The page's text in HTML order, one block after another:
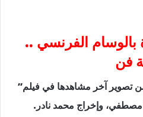
الفرنسي ..
فن
تصوير آخر مشاهدها في فيلم”
مصطفي، وإخراج محمد نادر.